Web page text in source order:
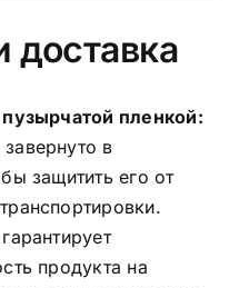
доставка
пленкой:
в
защитить его от
продукта на